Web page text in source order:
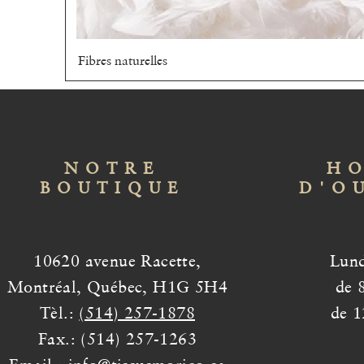
Fibres naturelles
NOTRE
BOUTIQUE
10620 avenue Racette,
Montréal, Québec, H1G 5H4
Tèl.: (514) 257-1878
Fax.: (514) 257-1263
de
de